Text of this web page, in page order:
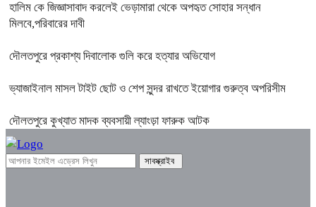
হালিম কে জিজ্ঞাসাবাদ করলেই ভেড়ামারা থেকে অপহৃত সোহার সন্ধান
মিলবে,পরিবারের দাবী
দৌলতপুরে প্রকাশ্য দিবালোক গুলি করে হত্যার অভিযোগ
ভ্যাজাইনাল মাসল টাইট ছোট ও শেপ সুন্দর রাখতে ইয়োগার গুরুত্ব অপরিসীম
দৌলতপুরে কুখ্যাত মাদক ব্যবসায়ী ল্যাংড়া ফারুক আটক